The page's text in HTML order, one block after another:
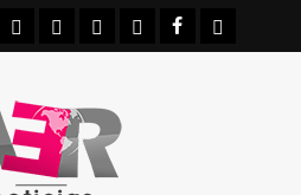
INICIOIRAPUATO
ESTATALES
NACIONALES
FACEBOOK